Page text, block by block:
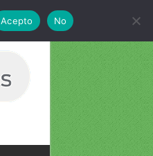
Acepto No